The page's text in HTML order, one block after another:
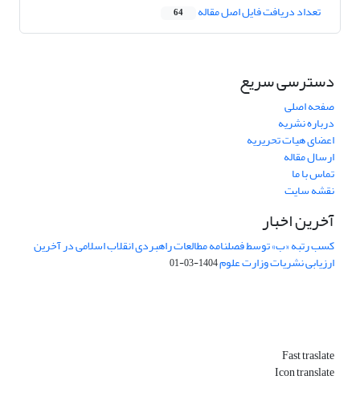
تعداد دریافت فایل اصل مقاله 64
دسترسی سریع
صفحه اصلی
درباره نشریه
اعضای هیات تحریریه
ارسال مقاله
تماس با ما
نقشه سایت
آخرین اخبار
کسب رتبه «ب» توسط فصلنامه مطالعات راهبردی انقلاب اسلامی در آخرین
ارزیابی نشریات وزارت علوم1404-03-01
Fast traslate
Icon translate